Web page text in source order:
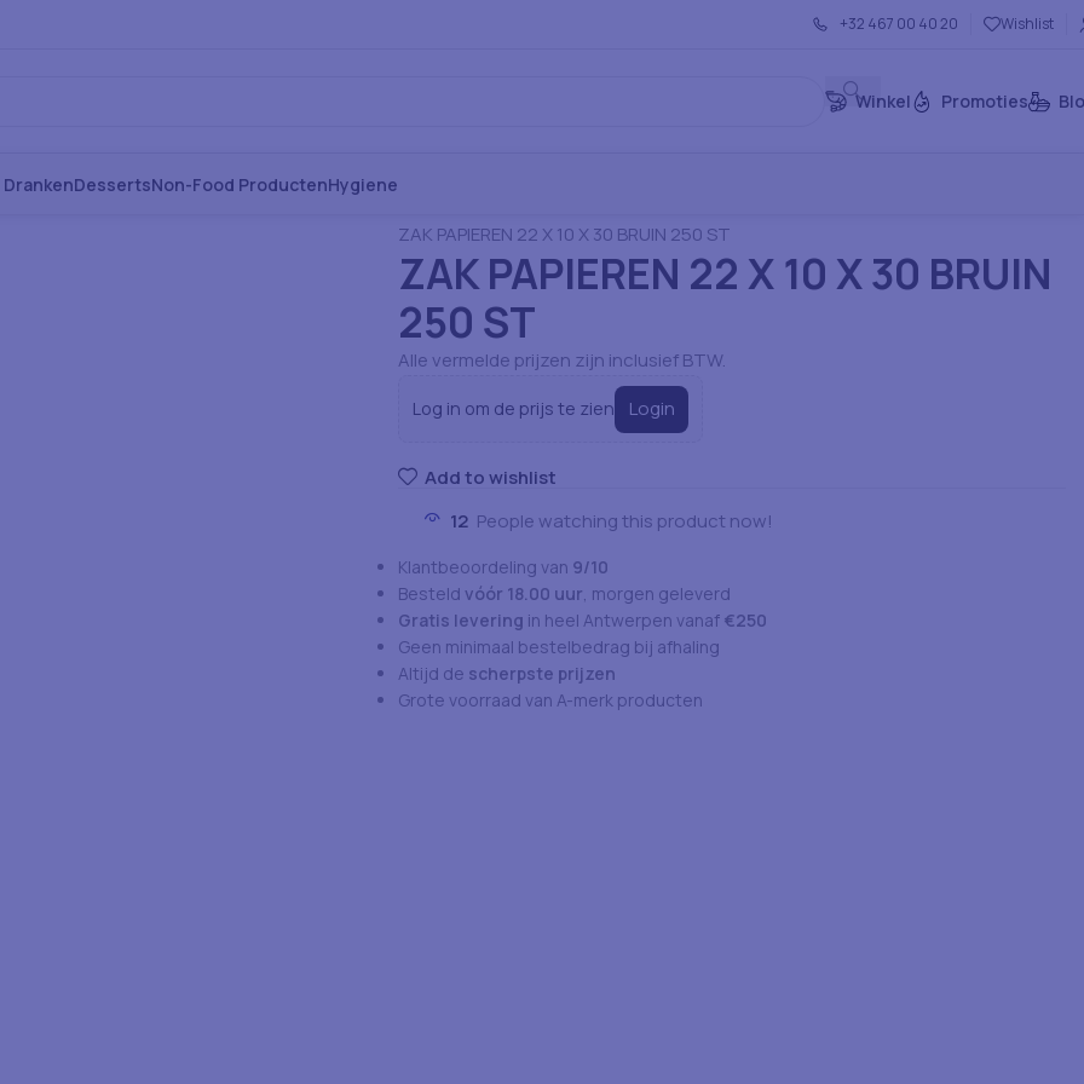
+32 467 00 40 20 Wishlist
Winkel Promoties
DessertsNon-Food ProductenHygiene
ZAK PAPIEREN 22 X 10 X 30 BRUIN 250 ST
ZAK PAPIEREN 22 X 10 X 30 BRUIN
250 ST
Alle vermelde prijzen zijn inclusief BTW.
Log in om de prijs te zien Login
Add to wishlist
12 People watching this product now!
Klantbeoordeling van 9/10
Besteld vóór 18.00 uur, morgen geleverd
Gratis levering in heel Antwerpen vanaf €250
Geen minimaal bestelbedrag bij afhaling
Altijd de scherpste prijzen
Grote voorraad van A-merk producten